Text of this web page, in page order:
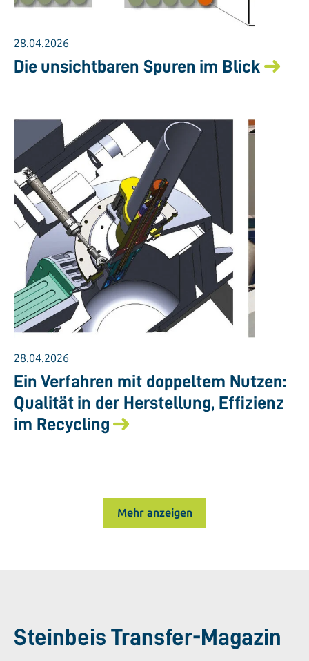
28.04.2026
Die unsichtbaren Spuren im Blick
28.04.2026
Ein Verfahren mit doppeltem Nutzen:
Qualität in der Herstellung, Effizienz
im Recycling
Mehr anzeigen
Steinbeis Transfer-Magazin